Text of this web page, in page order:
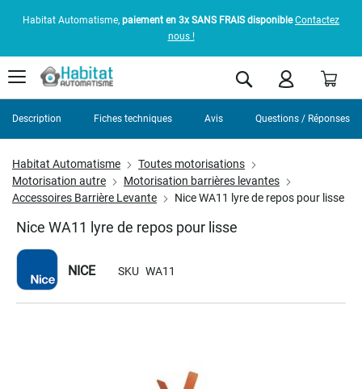
Habitat Automatisme, paiement en 3x SANS FRAIS disponible Contactez
nous !
Rechercher
Habitat Automatisme
Toutes motorisations
Motorisation autre
Motorisation barrières levantes
Accessoires Barrière Levante
Nice WA11 lyre de repos pour lisse
Nice WA11 lyre de repos pour lisse
NICE SKU WA11
Description Fiches techniques Avis Questions / Réponses